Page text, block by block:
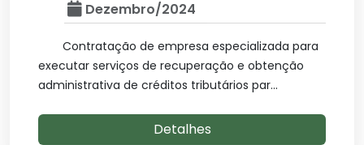
Dezembro/2024
Contratação de empresa especializada para
executar serviços de recuperação e obtenção
administrativa de créditos tributários par...
Detalhes